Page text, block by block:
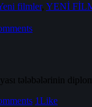
filmler, YENİ
tələbələrinin
1Like